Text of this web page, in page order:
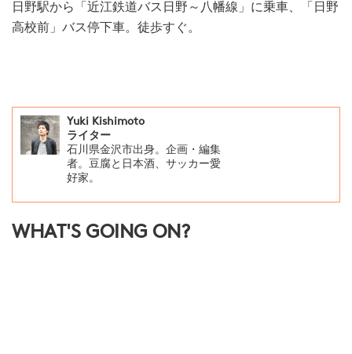
日野駅から「近江鉄道バス日野～八幡線」に乗車、「日野
高校前」バス停下車。徒歩すぐ。
Yuki Kishimoto
ライター
石川県金沢市出身。企画・編集
者。豆腐と日本酒、サッカー愛
好家。
WHAT'S GOING ON?